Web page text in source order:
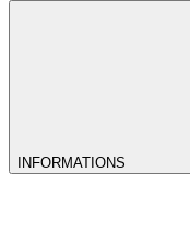
INFORMATIONS